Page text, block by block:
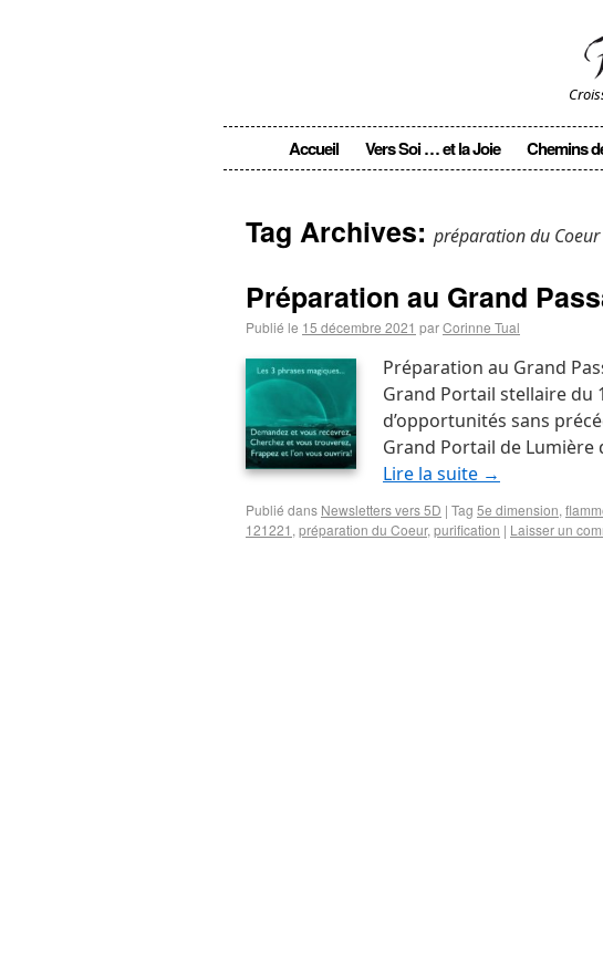
Accueil Vers Soi … et la Joie Chemins
Tag Archives: préparation du Coeur
Préparation au Grand
Publié le 15 décembre 2021 parCorinne Tual
Préparation au Grand
Grand Portail stellaire du
d’opportunités sans
Grand Portail de
Lire la suite →
Publié dans Newsletters vers 5D | Tag 5e dimension,
121221 , préparation du Coeur, purification | Laisser un